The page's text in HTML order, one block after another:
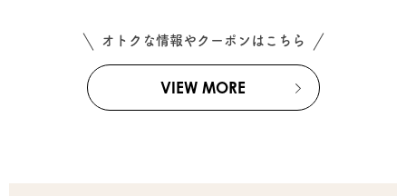
オトクな情報やクーポンはこちら
VIEW MORE